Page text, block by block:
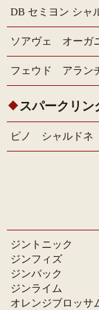
DB セミヨン シャ
ソアヴェ オーガ
フェウド アラン
スパークリン
ピノ シャルドネ
ジントニック
ジンフィズ
ジンバック
ジンライム
オレンジブロッサ